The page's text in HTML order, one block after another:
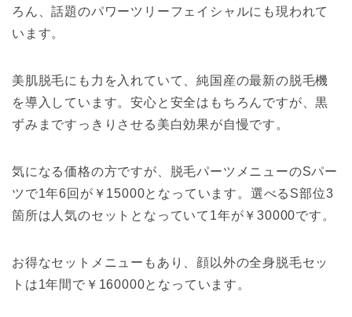
ろん、話題のパワーツリーフェイシャルにも現われて
います。
美肌脱毛にも力を入れていて、純国産の最新の脱毛機
を導入しています。安心と安全はもちろんですが、黒
ずみまですっきりさせる美白効果が自慢です。
気になる価格の方ですが、脱毛パーツメニューのSパー
ツで1年6回が￥15000となっています。選べるS部位3
箇所は人気のセットとなっていて1年が￥30000です。
お得なセットメニューもあり、顔以外の全身脱毛セッ
トは1年間で￥160000となっています。